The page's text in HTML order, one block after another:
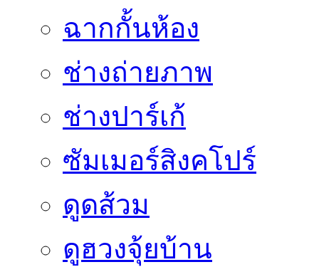
ฉากกั้นห้อง
ช่างถ่ายภาพ
ช่างปาร์เก้
ซัมเมอร์สิงคโปร์
ดูดส้วม
ดูฮวงจุ้ยบ้าน